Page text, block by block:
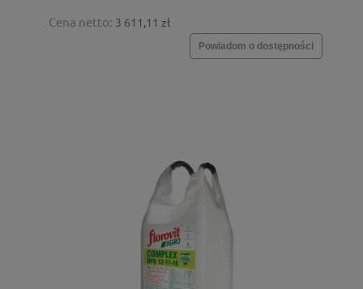
Cena netto: 3 611,11 zł
Powiadom o dostępności